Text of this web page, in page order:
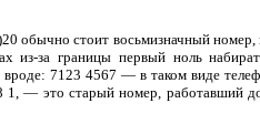
обычно стоит восьмизначный номер,
из-за границы первый ноль
7123 4567 — в таком виде
1, — это старый номер, работавший